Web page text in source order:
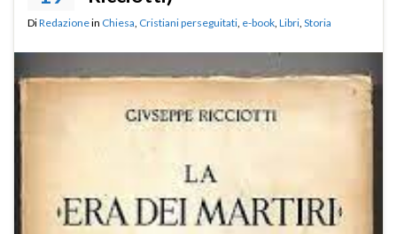
DiRedazionein Chiesa, Cristiani perseguitati, e-book, Libri, Storia